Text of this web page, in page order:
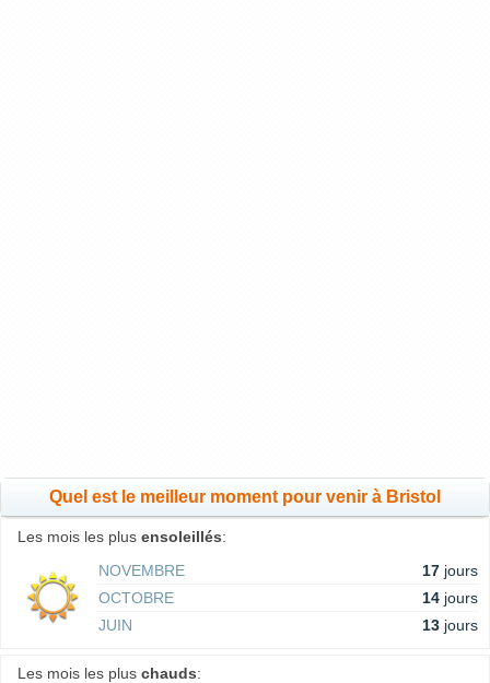
Quel est le meilleur moment pour venir à Bristol
Les mois les plus ensoleillés:
NOVEMBRE
17 jours
OCTOBRE
14 jours
JUIN
13 jours
Les mois les plus chauds: